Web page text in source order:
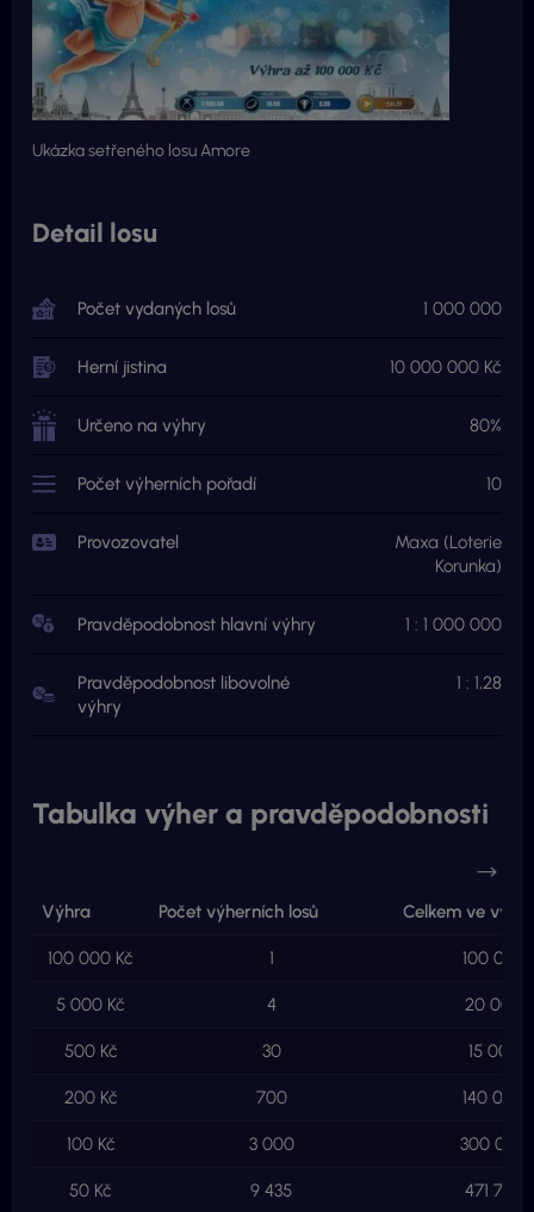
Ukázka setřeného losu Amore
Detail losu
Počet vydaných losů 1 000 000
Herní jistina 10 000 000 Kč
Určeno na výhry 80%
Počet výherních pořadí 10
Provozovatel
Maxa (Loterie
Korunka)
Pravděpodobnost hlavní výhry 1 : 1 000 000
Pravděpodobnost libovolné
výhry
1 : 1,28
Tabulka výher a pravděpodobnosti
Výhra Počet výherních losů Celkem ve
100 000 Kč 1 100 000
5 000 Kč 4 20 000
500 Kč 30 15 000
200 Kč 700 140 000
100 Kč 3 000 300 000
50 Kč 9 435 471 750